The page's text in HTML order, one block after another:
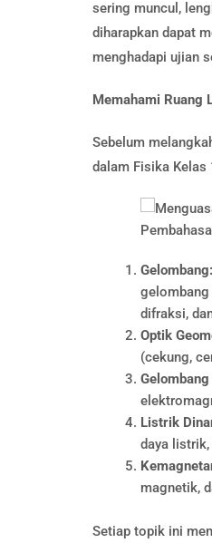
sering muncul,
diharapkan dapat
menghadapi ujian
Memahami Ruang
Sebelum
dalam Fisika
Gelombang:
difraksi,
Optik
(cekung,
Listrik
daya
magnetik,
Setiap topik ini